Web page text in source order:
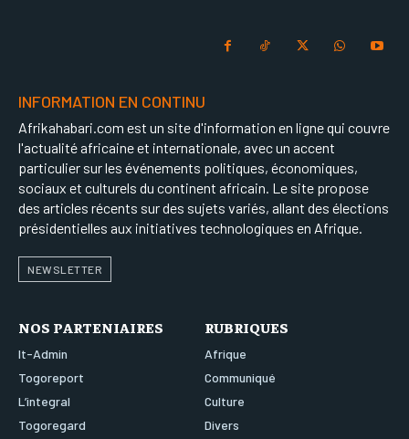
INFORMATION EN CONTINU
Afrikahabari.com est un site d'information en ligne qui couvre
l'actualité africaine et internationale, avec un accent
particulier sur les événements politiques, économiques,
sociaux et culturels du continent africain. Le site propose
des articles récents sur des sujets variés, allant des élections
présidentielles aux initiatives technologiques en Afrique.
NEWSLETTER
NOS PARTENIAIRES
It-Admin
Togoreport
L’integral
Togoregard
RUBRIQUES
Afrique
Communiqué
Culture
Divers